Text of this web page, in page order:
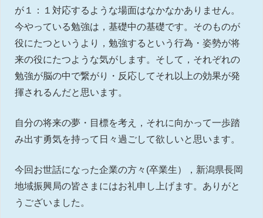
が１：１対応するような場面はなかなかありません。
今やっている勉強は，基礎中の基礎です。そのものが
役にたつというより，勉強するという行為・姿勢が将
来の役にたつような気がします。そして，それぞれの
勉強が脳の中で繋がり・反応してそれ以上の効果が発
揮されるんだと思います。
自分の将来の夢・目標を考え，それに向かって一歩踏
み出す勇気を持って日々過ごして欲しいと思います。
今回お世話になった企業の方々(卒業生），新潟県長岡
地域振興局の皆さまにはお礼申し上げます。ありがと
うございました。